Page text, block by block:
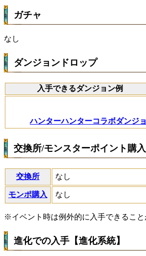
ガチャ
なし
ダンジョンドロップ
入手できるダンジョン例
ハンターハンターコラボダンジ
交換所/モンスターポイント購入
交換所 なし
モンポ購入 なし
※イベント時は例外的に入手できること
進化での入手【進化系統】